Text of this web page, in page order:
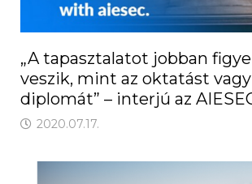
„A tapasztalatot jobban
veszik, mint az oktatást
diplomát” – interjú az
2020.07.17.